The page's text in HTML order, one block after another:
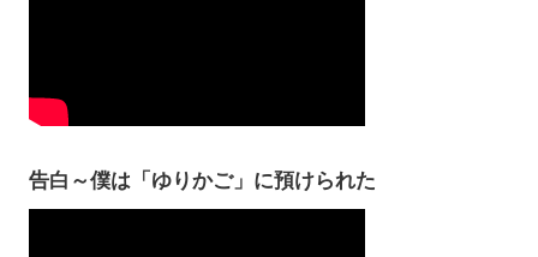
告白～僕は「ゆりかご」に預けられた